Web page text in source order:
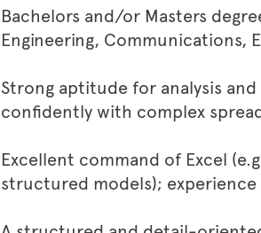
Bachelors and/or Masters
Engineering, Communications,
Strong aptitude for analysis
confidently with complex
Excellent command of Excel
structured models);